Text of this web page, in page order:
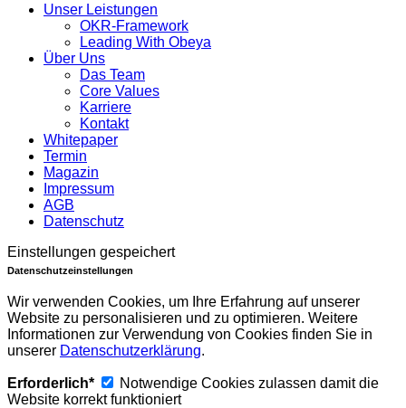
Unser Leistungen
OKR-Framework
Leading With Obeya
Über Uns
Das Team
Core Values
Karriere
Kontakt
Whitepaper
Termin
Magazin
Impressum
AGB
Datenschutz
Einstellungen gespeichert
Datenschutzeinstellungen
Wir verwenden Cookies, um Ihre Erfahrung auf unserer
Website zu personalisieren und zu optimieren. Weitere
Informationen zur Verwendung von Cookies finden Sie in
unserer Datenschutzerklärung.
Erforderlich*
Notwendige Cookies zulassen damit die
Website korrekt funktioniert